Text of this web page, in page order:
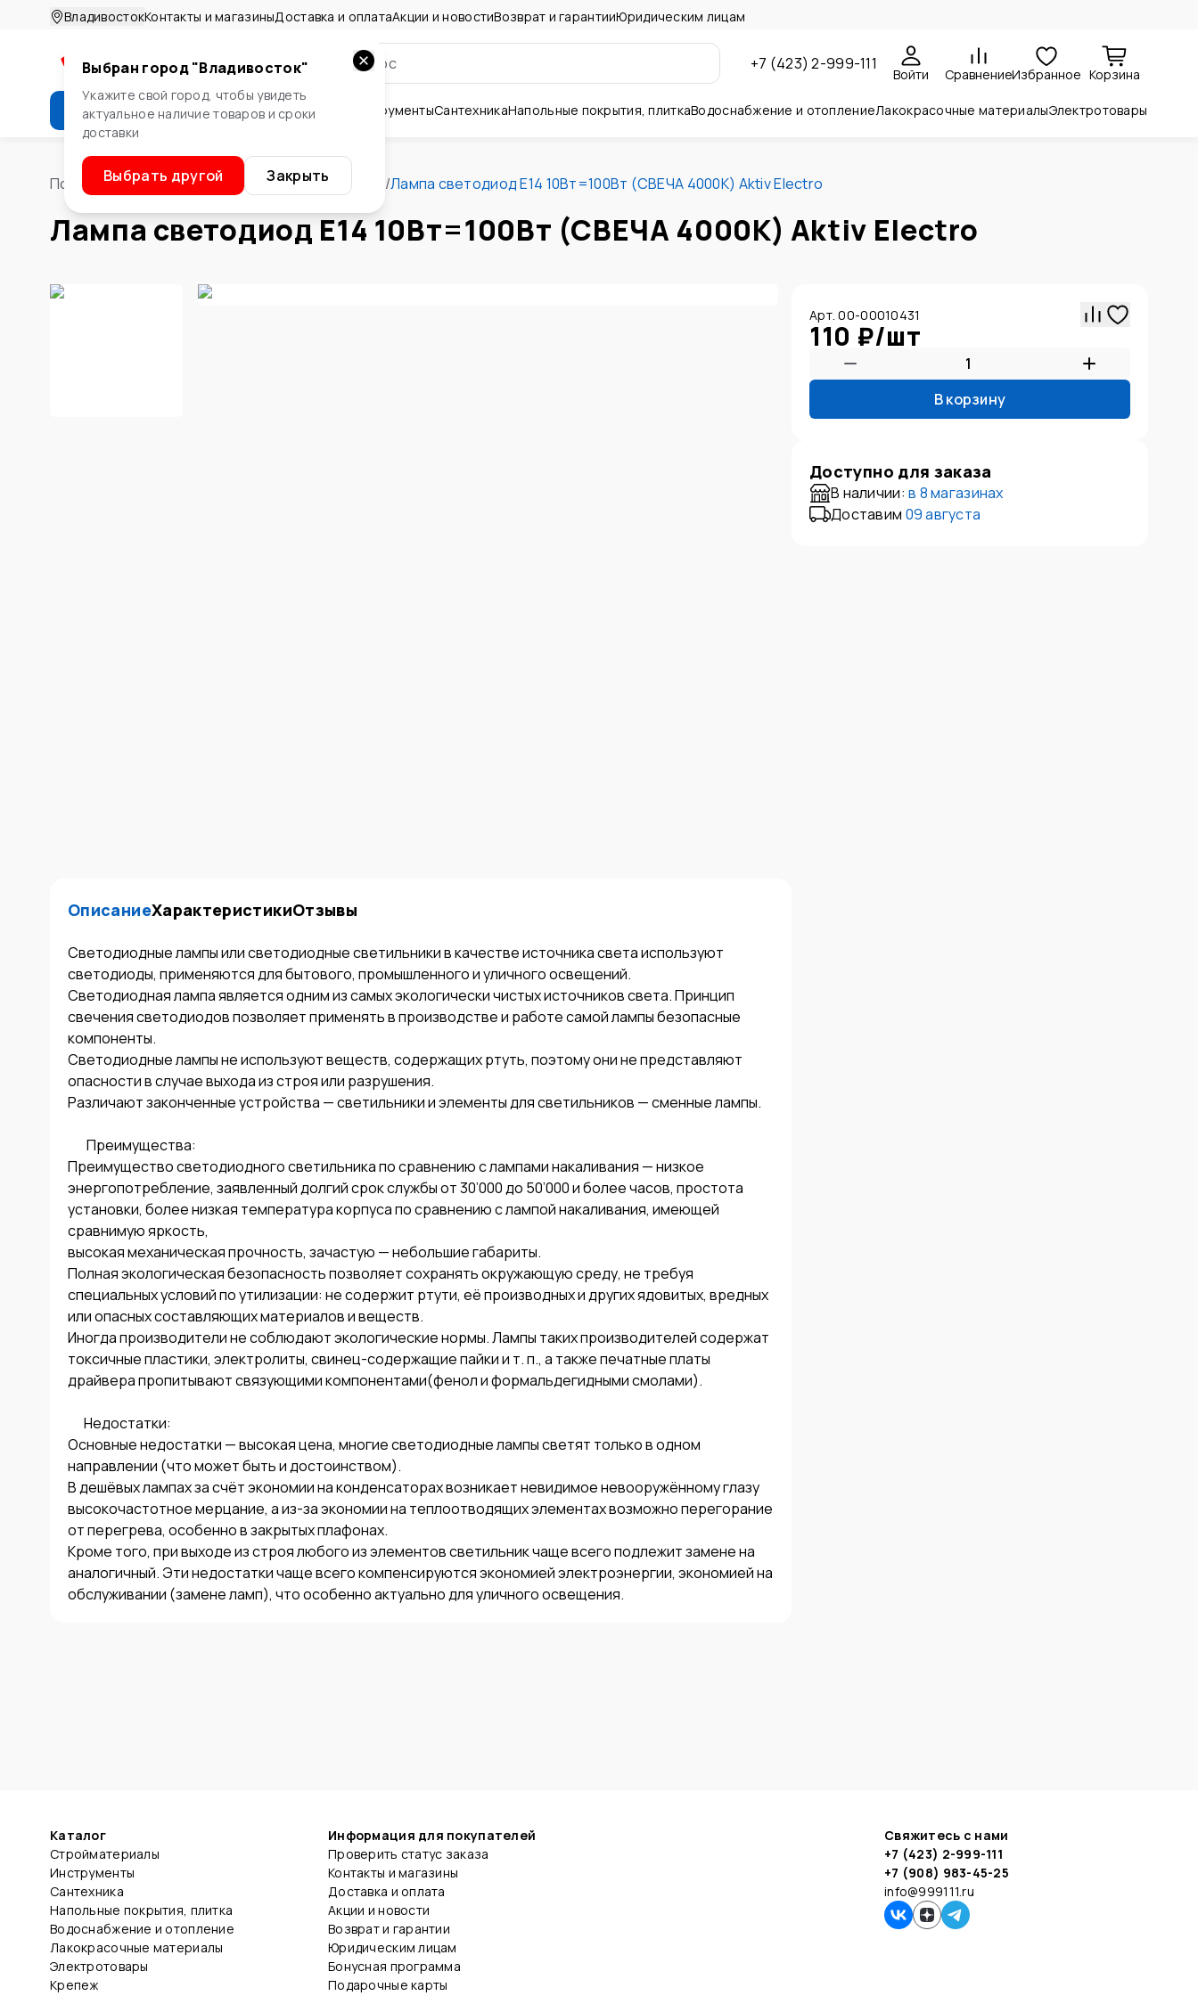
ВладивостокКонтакты и магазиныДоставка и оплатаАкции и новостиВозврат и гарантииЮридическим лицам
+7 (423) 2-999-111
Войти СравнениеИзбранное Корзина
Каталог Стройматериалы ИнструментыСантехникаНапольные покрытия, плиткаВодоснабжение и отоплениеЛакокрасочные материалыЭлектротовары
Выбран город "Владивосток"
Укажите свой город, чтобы увидеть
актуальное наличие товаров и сроки
доставки
Выбрать другой Закрыть
Помощник/Электротовары Освещение /Лампа светодиод E14 10Вт=100Вт (СВЕЧА 4000К) Aktiv Electro
Лампа светодиод E14 10Вт=100Вт (СВЕЧА 4000К) Aktiv Electro
ОписаниеХарактеристикиОтзывы
Светодиодные лампы или светодиодные светильники в качестве источника света используют
светодиоды, применяются для бытового, промышленного и уличного освещений.
Светодиодная лампа является одним из самых экологически чистых источников света. Принцип
свечения светодиодов позволяет применять в производстве и работе самой лампы безопасные
компоненты.
Светодиодные лампы не используют веществ, содержащих ртуть, поэтому они не представляют
опасности в случае выхода из строя или разрушения.
Различают законченные устройства — светильники и элементы для светильников — сменные лампы.
Преимущество светодиодного светильника по сравнению с лампами накаливания — низкое
энергопотребление, заявленный долгий срок службы от 30’000 до 50’000 и более часов, простота
установки, более низкая температура корпуса по сравнению с лампой накаливания, имеющей
сравнимую яркость,
высокая механическая прочность, зачастую — небольшие габариты.
Полная экологическая безопасность позволяет сохранять окружающую среду, не требуя
специальных условий по утилизации: не содержит ртути, её производных и других ядовитых, вредных
или опасных составляющих материалов и веществ.
Иногда производители не соблюдают экологические нормы. Лампы таких производителей содержат
токсичные пластики, электролиты, свинец-содержащие пайки и т. п., а также печатные платы
драйвера пропитывают связующими компонентами(фенол и формальдегидными смолами).
Основные недостатки — высокая цена, многие светодиодные лампы светят только в одном
направлении (что может быть и достоинством).
В дешёвых лампах за счёт экономии на конденсаторах возникает невидимое невооружённому глазу
высокочастотное мерцание, а из-за экономии на теплоотводящих элементах возможно перегорание
от перегрева, особенно в закрытых плафонах.
Кроме того, при выходе из строя любого из элементов светильник чаще всего подлежит замене на
аналогичный. Эти недостатки чаще всего компенсируются экономией электроэнергии, экономией на
обслуживании (замене ламп), что особенно актуально для уличного освещения.
Арт. 00-00010431
110 ₽/шт
В корзину
Доступно для заказа
В наличии: в 8 магазинах
Доставим 09 августа
Каталог
Стройматериалы
Инструменты
Сантехника
Напольные покрытия, плитка
Водоснабжение и отопление
Лакокрасочные материалы
Электротовары
Крепеж
Информация для покупателей
Проверить статус заказа
Контакты и магазины
Доставка и оплата
Акции и новости
Возврат и гарантии
Юридическим лицам
Бонусная программа
Подарочные карты
Свяжитесь с нами
+7 (423) 2-999-111
+7 (908) 983-45-25
info@999111.ru